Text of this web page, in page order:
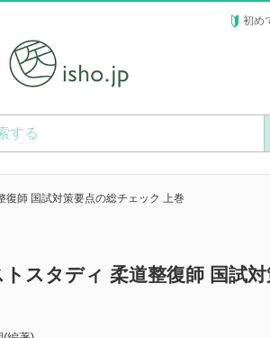
初め
復師 国試対策要点の総チェック 上巻
スタディ 柔道整復師 国試